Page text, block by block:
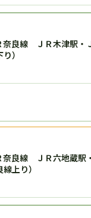
奈良線 ＪＲ木津駅・
）
奈良線 ＪＲ六地蔵駅
上り）